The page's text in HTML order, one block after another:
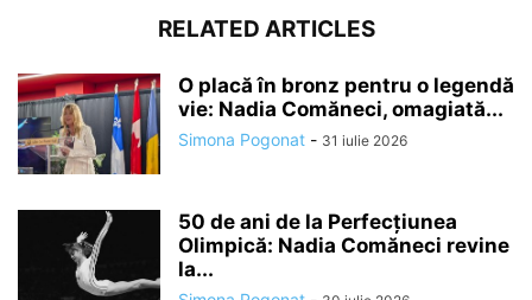
RELATED ARTICLES
O placă în bronz pentru o legendă
vie: Nadia Comăneci, omagiată...
Simona Pogonat - 31 iulie 2026
50 de ani de la Perfecțiunea
Olimpică: Nadia Comăneci revine
la...